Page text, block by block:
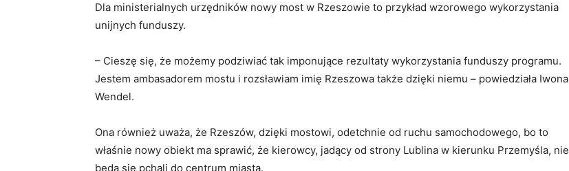
Dla ministerialnych urzędników nowy most w Rzeszowie to przykład wzorowego wykorzystania
unijnych funduszy.
– Cieszę się, że możemy podziwiać tak imponujące rezultaty wykorzystania funduszy programu.
Jestem ambasadorem mostu i rozsławiam imię Rzeszowa także dzięki niemu – powiedziała Iwona
Wendel.
Ona również uważa, że Rzeszów, dzięki mostowi, odetchnie od ruchu samochodowego, bo to
właśnie nowy obiekt ma sprawić, że kierowcy, jadący od strony Lublina w kierunku Przemyśla, nie
będą się pchali do centrum miasta.